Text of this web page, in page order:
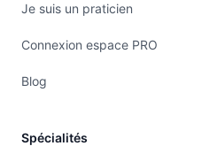
Je suis un praticien
Connexion espace PRO
Blog
Spécialités